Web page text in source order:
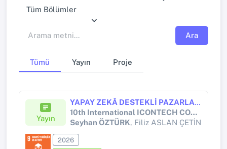
Tüm Bölümler
Ara
Tümü Yayın Proje
Yayın
YAPAY ZEKÂ DESTEKLİ PAZARLAMA ANALİTİĞİ İLE MUHASEBE SÜREÇLERİNİN DÖNÜŞÜMÜ
10th International ICONTECH CONGRESS on Innovative Surveys in Positive Sciences
Seyhan ÖZTÜRK, Filiz ASLAN ÇETİN
2026